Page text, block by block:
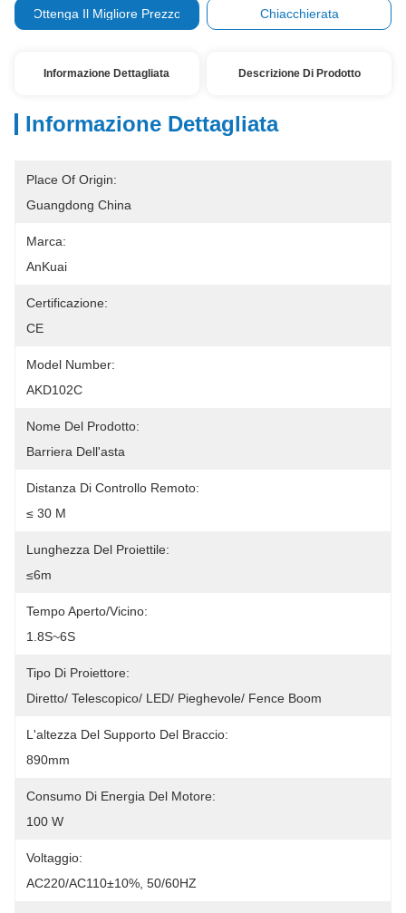
Ottenga Il Migliore Prezzo Chiacchierata
Informazione Dettagliata Descrizione Di Prodotto
Informazione Dettagliata
Place Of Origin:
Guangdong China
Marca:
AnKuai
Certificazione:
CE
Model Number:
AKD102C
Nome Del Prodotto:
Barriera Dell'asta
Distanza Di Controllo Remoto:
≤ 30 M
Lunghezza Del Proiettile:
≤6m
Tempo Aperto/vicino:
1.8S~6S
Tipo Di Proiettore:
Diretto/ Telescopico/ LED/ Pieghevole/ Fence Boom
L'altezza Del Supporto Del Braccio:
890mm
Consumo Di Energia Del Motore:
100 W
Voltaggio:
AC220/AC110±10%, 50/60HZ